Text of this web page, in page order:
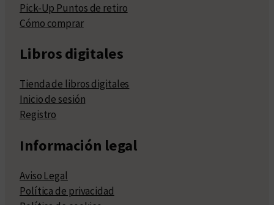
Pick-Up Puntos de retiro
Cómo comprar
Libros digitales
Tienda de libros digitales
Inicio de sesión
Registro
Información legal
Aviso Legal
Política de privacidad